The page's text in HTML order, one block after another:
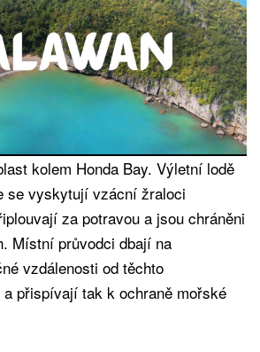
kolem Honda Bay. Výletní lodě
se vyskytují vzácní žraloci
za potravou a jsou chráněni
Místní průvodci dbají na
vzdálenosti od těchto
přispívají tak k ochraně mořské